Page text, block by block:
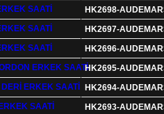
HK2698-
HK2697-
HK2696-
HK2695-
HK2694-
HK2693-